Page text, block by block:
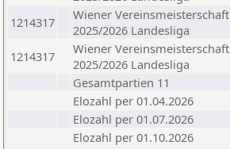
1214317
Wiener Vereinsmeisterschaft
2025/2026 Landesliga
1214317
Wiener Vereinsmeisterschaft
2025/2026 Landesliga
Gesamtpartien 11
Elozahl per 01.04.2026
Elozahl per 01.07.2026
Elozahl per 01.10.2026